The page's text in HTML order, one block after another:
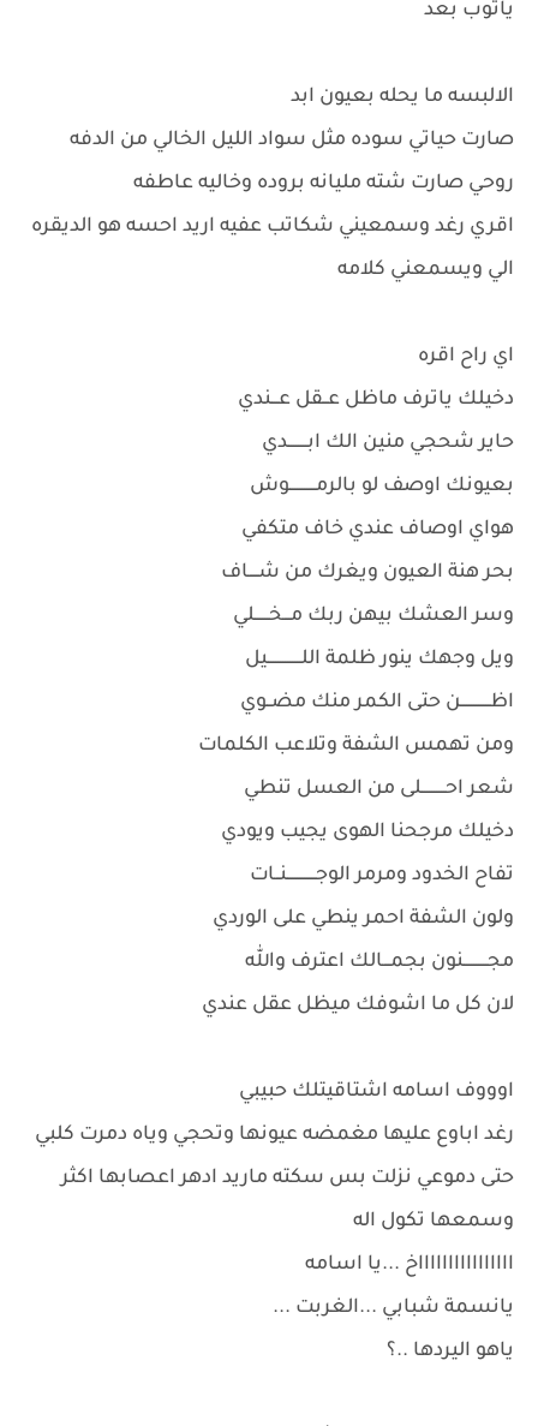
ياثوب بعد
الالبسه ما يحله بعيون ابد
صارت حياتي سوده مثل سواد الليل الخالي من الدفه
روحي صارت شته مليانه بروده وخاليه عاطفه
اقري رغد وسمعيني شكاتب عفيه اريد احسه هو الديقره
الي ويسمعني كلامه
اي راح اقره
دخيلك ياترف ماظل عــقل عـــندي
حاير شحجي منين الك ابــــــــدي
بعيونك اوصف لو بالرمـــــــــــوش
هواي اوصاف عندي خاف متكفي
بحر هنة العيون ويغرك من شــــاف
وسر العشك بيهن ربك مـــخــــــلي
ويل وجهك ينور ظلمة اللــــــــــــــيل
اظــــــــــــن حتى الكمر منك مضــوي
ومن تهمس الشفة وتلاعب الكلمات
شعر احــــــــــلى من العسل تنطي
دخيلك مرجحنا الهوى يجيب ويودي
تفاح الخدود ومرمر الوجــــــــــــنــات
ولون الشفة احمر ينطي على الوردي
مجــــــــــنون بجمـــالك اعترف والله
لان كل ما اشوفك ميظل عقل عندي
اوووف اسامه اشتاقيتلك حبيبي
رغد اباوع عليها مغمضه عيونها وتحجي وياه دمرت كلبي
حتى دموعي نزلت بس سكته ماريد ادهر اعصابها اكثر
وسمعها تكول اله
ااااااااااااااااخ ...يا اسامه
يانسمة شبابي ...الغربت ...
ياهو اليردها ..؟